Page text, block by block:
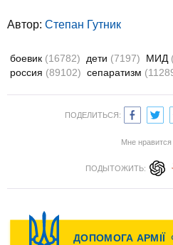
Автор: Степан Гутник
боевик (16782) дети (7197) МИД
россия (89102) сепаратизм
ПОДЕЛИТЬСЯ:
Мне нравится
ПОДЫТОЖИТЬ: